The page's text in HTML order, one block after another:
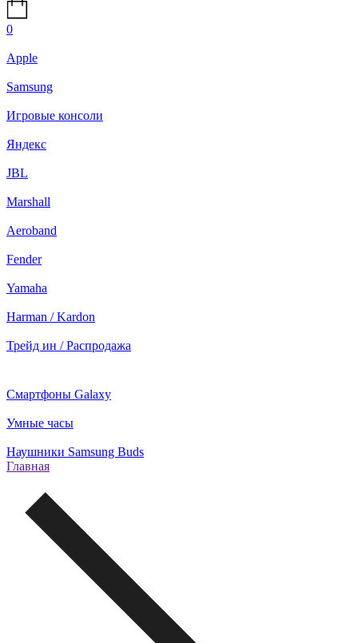
0
Apple
Samsung
Игровые консоли
Яндекс
JBL
Marshall
Aeroband
Fender
Yamaha
Harman / Kardon
Трейд ин / Распродажа
Смартфоны Galaxy
Умные часы
Наушники Samsung Buds
Главная